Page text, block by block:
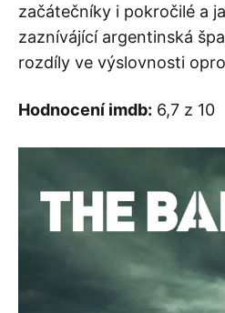
začátečníky i pokročilé a
zaznívájící argentinská
rozdíly ve výslovnosti
Hodnocení imdb: 6,7 z 10